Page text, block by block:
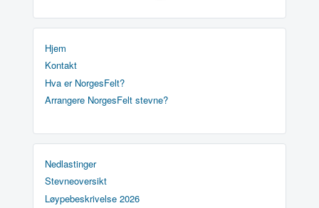
Hjem
Kontakt
Hva er NorgesFelt?
Arrangere NorgesFelt stevne?
Nedlastinger
Stevneoversikt
Løypebeskrivelse 2026